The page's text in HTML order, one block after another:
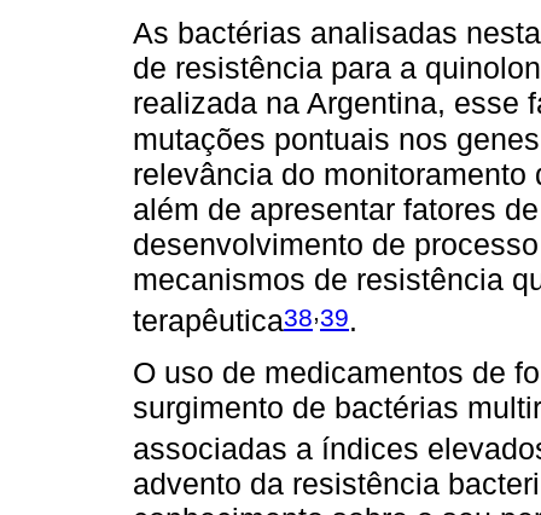
As bactérias analisadas
de resistência para a
realizada na Argentina, esse
mutações pontuais nos
relevância do
além de apresentar fatores
desenvolvimento de
mecanismos de resistência
terapêutica38,39.
O uso de medicamentos de
surgimento de bactérias
associadas a índices
advento da resistência